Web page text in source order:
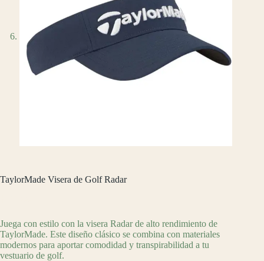
TaylorMade Visera de Golf Radar
Juega con estilo con la visera Radar de alto rendimiento de
TaylorMade. Este diseño clásico se combina con materiales
modernos para aportar comodidad y transpirabilidad a tu
vestuario de golf.